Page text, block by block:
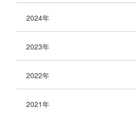
2024年
2023年
2022年
2021年